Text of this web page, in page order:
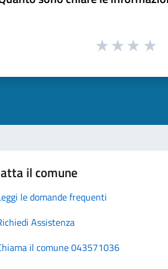
il comune
le domande frequenti
Assistenza
il comune 043571036